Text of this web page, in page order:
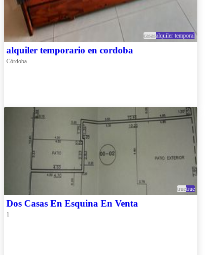
casasalquiler temporal
alquiler temporario en cordoba
Córdoba
truetrue
Dos Casas En Esquina En Venta
1